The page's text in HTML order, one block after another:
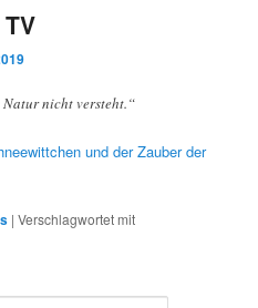
Natur nicht versteht.“
und der Zauber der
|Verschlagwortet mit